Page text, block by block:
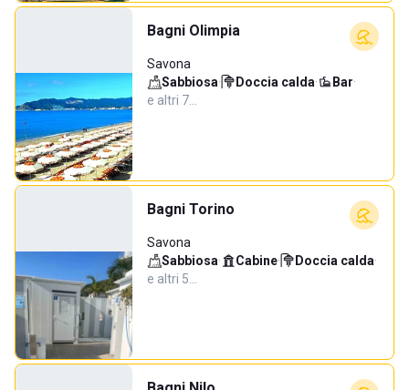
Bagni Olimpia
Savona
Sabbiosa· Doccia calda· Bar·
e altri 7…
Bagni Torino
Savona
Sabbiosa· Cabine· Doccia calda·
e altri 5…